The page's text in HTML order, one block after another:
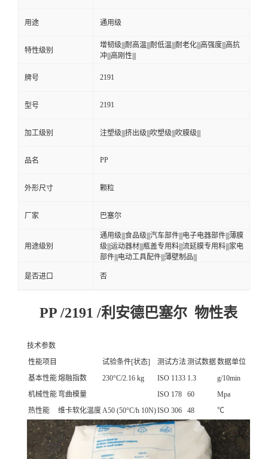
用途 通用级
特性级别
增韧级|||耐高温|||耐低温|||耐老化|||高强度|||高抗
冲|||高刚性|||
牌号 2191
型号 2191
加工级别 注塑级|||挤出级|||吹塑级|||吹膜级|||
品名 PP
外形尺寸 颗粒
厂家 巴塞尔
用途级别
通用级|||食品级|||汽车部件|||电子电器部件|||薄膜
级|||运动器材|||瓶盖专用料|||流延膜专用料|||家电
部件|||电动工具配件|||薄壁制品|||
是否进口 否
PP /2191 /利安德巴塞尔 物性表
技术参数
性能项目
试验条件[状态] 测试方法测试数据数据单位
基本性能熔融指数 230°C/2.16 kg ISO 1133 1.3
g/10min
机械性能 弯曲模量 ISO 178 60
Mpa
热性能
维卡软化温度A50 (50°C/h 10N)ISO 306 48 ℃